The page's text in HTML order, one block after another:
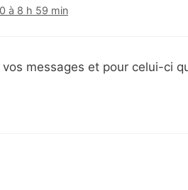
à 8 h 59 min
messages et pour celui-ci